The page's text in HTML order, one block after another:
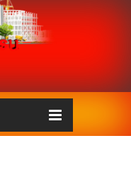
КОНТАКТЫ